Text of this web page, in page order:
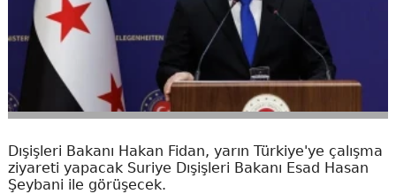
Dışişleri Bakanı Hakan Fidan, yarın Türkiye'ye çalışma
ziyareti yapacak Suriye Dışişleri Bakanı Esad Hasan
Şeybani ile görüşecek.